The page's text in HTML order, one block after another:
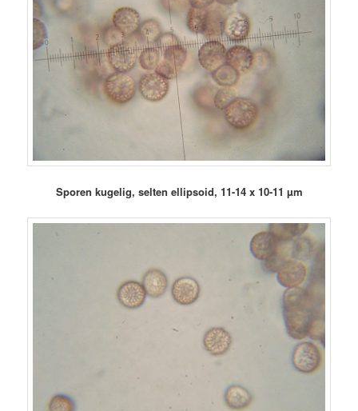
Sporen kugelig, selten ellipsoid, 11-14 x 10-11 µm